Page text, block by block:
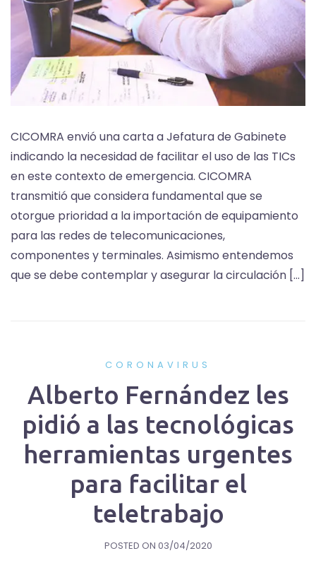
CICOMRA envió una carta a Jefatura de Gabinete
indicando la necesidad de facilitar el uso de las TICs
en este contexto de emergencia. CICOMRA
transmitió que considera fundamental que se
otorgue prioridad a la importación de equipamiento
para las redes de telecomunicaciones,
componentes y terminales. Asimismo entendemos
que se debe contemplar y asegurar la circulación […]
CORONAVIRUS
Alberto Fernández les
pidió a las tecnológicas
herramientas urgentes
para facilitar el
teletrabajo
POSTED ON 03/04/2020